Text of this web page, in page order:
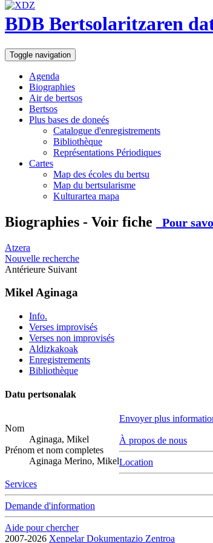
BDB Bertsolaritzaren
Toggle navigation
Agenda
Biographies
Air de bertsos
Bertsos
Plus bases de doneés
Catalogue d'enregistrements
Bibliothèque
Représentations Périodiques
Cartes
Map des écoles du bertsu
Map du bertsularisme
Kulturartea mapa
Biographies - Voir fiche Pour
Atzera
Nouvelle recherche
Antérieure Suivant
Mikel Aginaga
Info.
Verses improvisés
Verses non improvisés
Aldizkakoak
Enregistrements
Bibliothèque
Datu pertsonalak
Nom
Aginaga, Mikel
Prénom et nom completes
Aginaga Merino, Mikel
Envoyer plus
À propos de nous
Location
Services
Demande d'information
Aide pour chercher
2007-2026 Xenpelar Dokumentazio Zentroa